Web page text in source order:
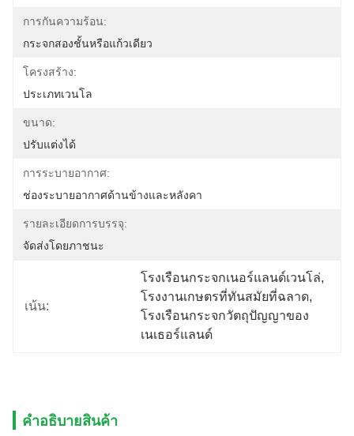
การกันความร้อน:
กระจกสองชั้นหรือแก้วเดียว
โครงสร้าง:
ประเภทเวนโล
ขนาด:
ปรับแต่งได้
การระบายอากาศ:
ช่องระบายอากาศด้านข้างและหลังคา
รายละเอียดการบรรจุ:
จัดส่งโดยภาชนะ
เน้น:
โรงเรือนกระจกเนอร์แลนด์เวนโล่,
โรงงานเกษตรที่ทันสมัยที่ฉลาด,
โรงเรือนกระจกวัตถุปัญญาของ
เนเธอร์แลนด์
คําอธิบายสินค้า